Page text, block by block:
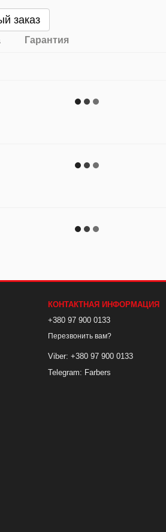
заказ
Гарантия
КОНТАКТНАЯ ИНФОРМАЦИЯ
+380 97 900 0133
Перезвонить вам?
Viber: +380 97 900 0133
Telegram: Farbers